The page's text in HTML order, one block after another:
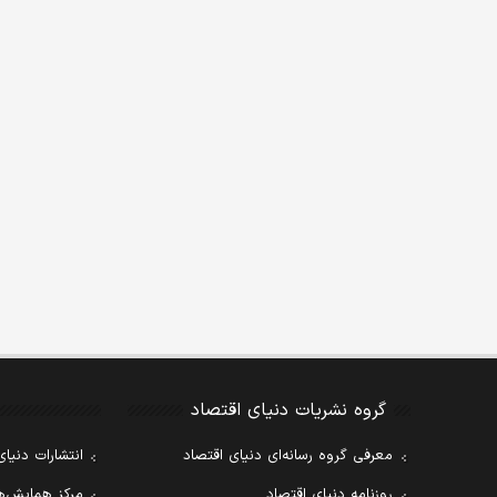
گروه نشریات دنیای اقتصاد
معرفی گروه رسانه‌ای دنیای اقتصاد
انتشارات